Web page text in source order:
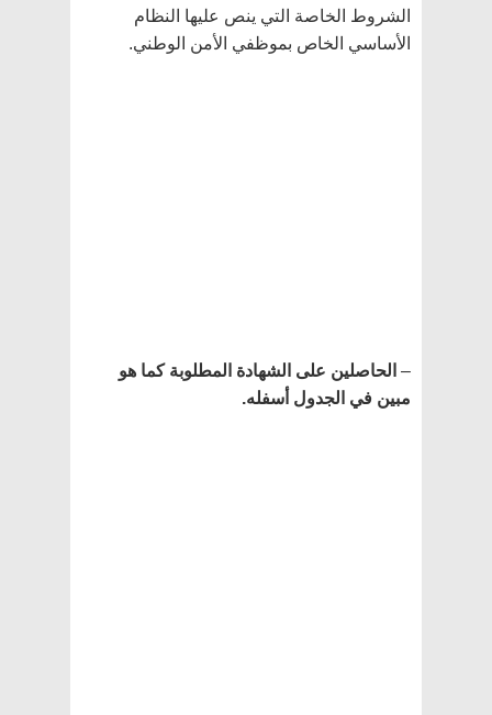
الشروط الخاصة التي ينص عليها النظام
الأساسي الخاص بموظفي الأمن الوطني.
– الحاصلين على الشهادة المطلوبة كما هو
مبين في الجدول أسفله.